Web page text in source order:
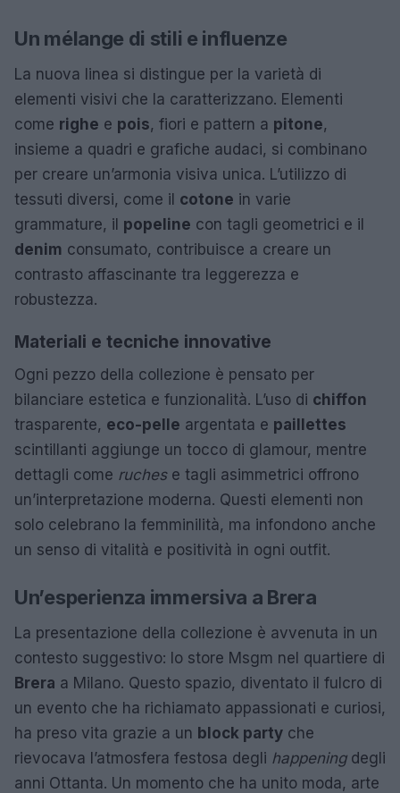
Un mélange di stili e influenze
La nuova linea si distingue per la varietà di
elementi visivi che la caratterizzano. Elementi
come righe e pois, fiori e pattern a pitone,
insieme a quadri e grafiche audaci, si combinano
per creare un’armonia visiva unica. L’utilizzo di
tessuti diversi, come il cotone in varie
grammature, il popeline con tagli geometrici e il
denim consumato, contribuisce a creare un
contrasto affascinante tra leggerezza e
robustezza.
Materiali e tecniche innovative
Ogni pezzo della collezione è pensato per
bilanciare estetica e funzionalità. L’uso di chiffon
trasparente, eco-pelle argentata e paillettes
scintillanti aggiunge un tocco di glamour, mentre
dettagli come ruchese tagli asimmetrici offrono
un’interpretazione moderna. Questi elementi non
solo celebrano la femminilità, ma infondono anche
un senso di vitalità e positività in ogni outfit.
Un’esperienza immersiva a Brera
La presentazione della collezione è avvenuta in un
contesto suggestivo: lo store Msgm nel quartiere di
Brera a Milano. Questo spazio, diventato il fulcro di
un evento che ha richiamato appassionati e curiosi,
ha preso vita grazie a un block party che
rievocava l’atmosfera festosa degli happeningdegli
anni Ottanta. Un momento che ha unito moda, arte